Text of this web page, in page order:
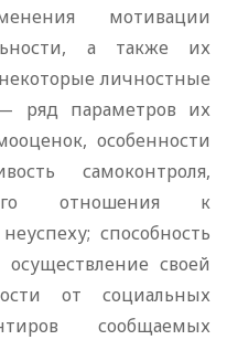
мотивации
а также их
личностные
ряд параметров их
особенности
самоконтроля,
отношения к
способность
своей
от социальных
сообщаемых